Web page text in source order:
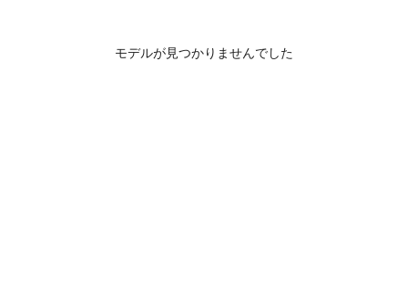
モデルが見つかりませんでした